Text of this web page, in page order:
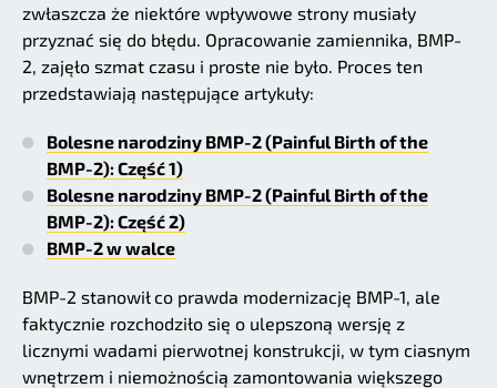
zwłaszcza że niektóre wpływowe strony musiały
przyznać się do błędu. Opracowanie zamiennika, BMP-
2, zajęło szmat czasu i proste nie było. Proces ten
przedstawiają następujące artykuły:
Bolesne narodziny BMP-2 (Painful Birth of the
BMP-2): Część 1)
Bolesne narodziny BMP-2 (Painful Birth of the
BMP-2): Część 2)
BMP-2 w walce
BMP-2 stanowił co prawda modernizację BMP-1, ale
faktycznie rozchodziło się o ulepszoną wersję z
licznymi wadami pierwotnej konstrukcji, w tym ciasnym
wnętrzem i niemożnością zamontowania większego